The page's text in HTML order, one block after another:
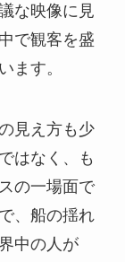
な映像に見
で観客を盛
ます。
見え方も少
はなく、も
の一場面で
、船の揺れ
中の人が